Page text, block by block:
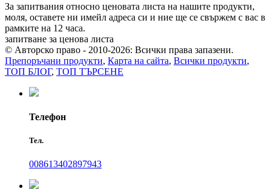
За запитвания относно ценовата листа на нашите продукти,
моля, оставете ни имейл адреса си и ние ще се свържем с вас в
рамките на 12 часа.
запитване за ценова листа
© Авторско право - 2010-2026: Всички права запазени.
Препоръчани продукти, Карта на сайта, Всички продукти,
ТОП БЛОГ, ТОП ТЪРСЕНЕ
Телефон
Тел.
008613402897943